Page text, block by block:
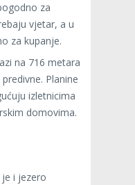
za
vjetar, a u
za kupanje.
na 716 metara
Planine
izletnicima
domovima.
i jezero